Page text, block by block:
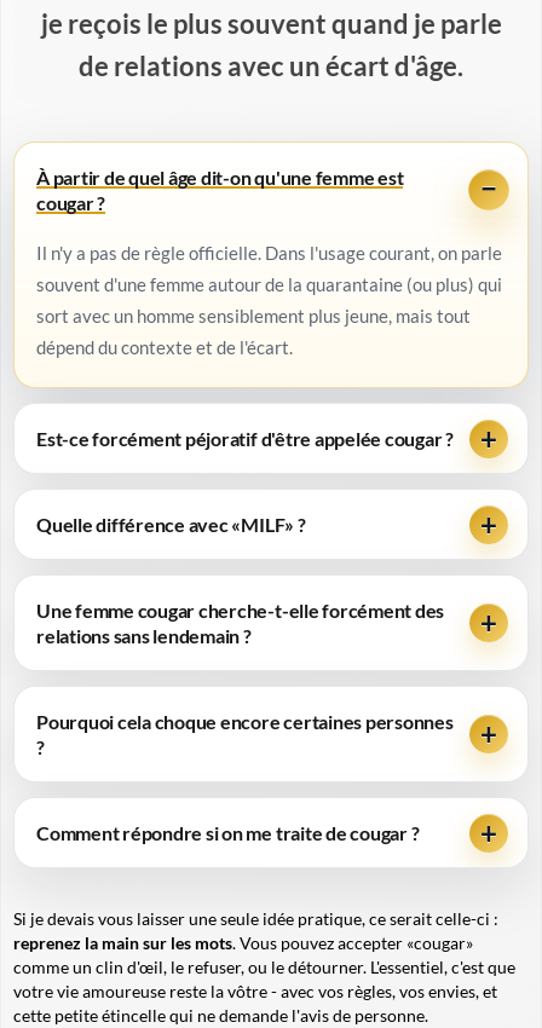
je reçois le plus souvent quand je parle
de relations avec un écart d'âge.
À partir de quel âge dit-on qu'une femme est
cougar ?
Il n'y a pas de règle officielle. Dans l'usage courant, on parle
souvent d'une femme autour de la quarantaine (ou plus) qui
sort avec un homme sensiblement plus jeune, mais tout
dépend du contexte et de l'écart.
Est-ce forcément péjoratif d'être appelée cougar ?
Quelle différence avec «MILF» ?
Une femme cougar cherche-t-elle forcément des
relations sans lendemain ?
Pourquoi cela choque encore certaines personnes
?
Comment répondre si on me traite de cougar ?
Si je devais vous laisser une seule idée pratique, ce serait celle-ci :
reprenez la main sur les mots. Vous pouvez accepter «cougar»
comme un clin d'œil, le refuser, ou le détourner. L'essentiel, c'est que
votre vie amoureuse reste la vôtre - avec vos règles, vos envies, et
cette petite étincelle qui ne demande l'avis de personne.